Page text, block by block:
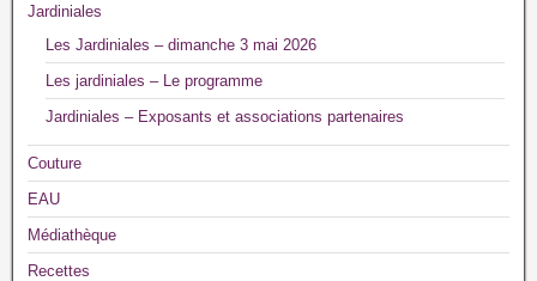
Jardiniales
Les Jardiniales – dimanche 3 mai 2026
Les jardiniales – Le programme
Jardiniales – Exposants et associations partenaires
Couture
EAU
Médiathèque
Recettes